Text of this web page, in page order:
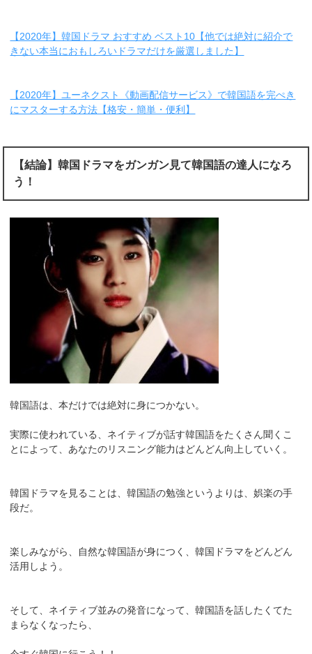
【2020年】韓国ドラマ おすすめ ベスト10【他では絶対に紹介で
きない本当におもしろいドラマだけを厳選しました】
【2020年】ユーネクスト《動画配信サービス》で韓国語を完ぺき
にマスターする方法【格安・簡単・便利】
【結論】韓国ドラマをガンガン見て韓国語の達人になろ
う！
韓国語は、本だけでは絶対に身につかない。
実際に使われている、ネイティブが話す韓国語をたくさん聞くこ
とによって、あなたのリスニング能力はどんどん向上していく。
韓国ドラマを見ることは、韓国語の勉強というよりは、娯楽の手
段だ。
楽しみながら、自然な韓国語が身につく、韓国ドラマをどんどん
活用しよう。
そして、ネイティブ並みの発音になって、韓国語を話したくてた
まらなくなったら、